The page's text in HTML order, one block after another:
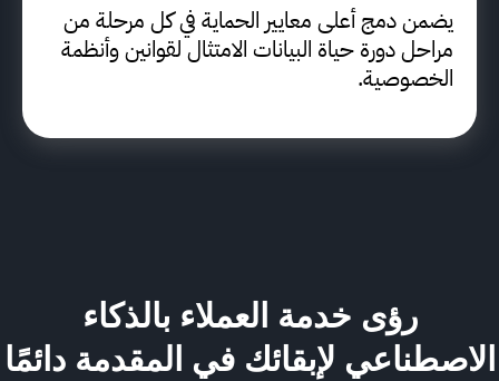
يضمن دمج أعلى معايير الحماية في كل مرحلة من
مراحل دورة حياة البيانات الامتثال لقوانين وأنظمة
الخصوصية.
رؤى خدمة العملاء بالذكاء
الاصطناعي لإبقائك في المقدمة دائمًا